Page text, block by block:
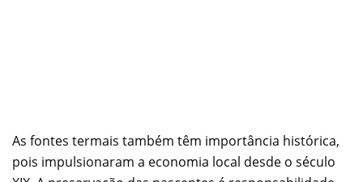
As fontes termais também têm importância histórica,
pois impulsionaram a economia local desde o século